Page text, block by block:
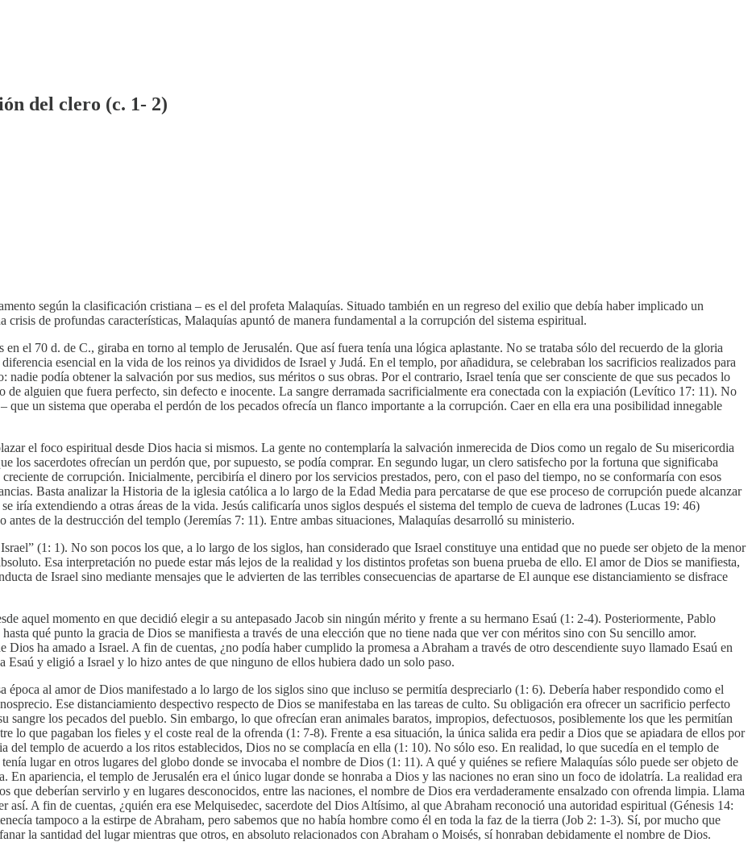
del clero (c. 1- 2)
según la clasificación cristiana – es el del profeta Malaquías. Situado también en un regreso del exilio que debía haber implicado un
de profundas características, Malaquías apuntó de manera fundamental a la corrupción del sistema espiritual.
en el 70 d. de C., giraba en torno al templo de Jerusalén. Que así fuera tenía una lógica aplastante. No se trataba sólo del recuerdo de la gloria
esencial en la vida de los reinos ya divididos de Israel y Judá. En el templo, por añadidura, se celebraban los sacrificios realizados para
podía obtener la salvación por sus medios, sus méritos o sus obras. Por el contrario, Israel tenía que ser consciente de que sus pecados lo
alguien que fuera perfecto, sin defecto e inocente. La sangre derramada sacrificialmente era conectada con la expiación (Levítico 17: 11). No
un sistema que operaba el perdón de los pecados ofrecía un flanco importante a la corrupción. Caer en ella era una posibilidad innegable
el foco espiritual desde Dios hacia si mismos. La gente no contemplaría la salvación inmerecida de Dios como un regalo de Su misericordia
los sacerdotes ofrecían un perdón que, por supuesto, se podía comprar. En segundo lugar, un clero satisfecho por la fortuna que significaba
de corrupción. Inicialmente, percibiría el dinero por los servicios prestados, pero, con el paso del tiempo, no se conformaría con esos
Basta analizar la Historia de la iglesia católica a lo largo de la Edad Media para percatarse de que ese proceso de corrupción puede alcanzar
iría extendiendo a otras áreas de la vida. Jesús calificaría unos siglos después el sistema del templo de cueva de ladrones (Lucas 19: 46)
de la destrucción del templo (Jeremías 7: 11). Entre ambas situaciones, Malaquías desarrolló su ministerio.
(1: 1). No son pocos los que, a lo largo de los siglos, han considerado que Israel constituye una entidad que no puede ser objeto de la menor
Esa interpretación no puede estar más lejos de la realidad y los distintos profetas son buena prueba de ello. El amor de Dios se manifiesta,
de Israel sino mediante mensajes que le advierten de las terribles consecuencias de apartarse de El aunque ese distanciamiento se disfrace
aquel momento en que decidió elegir a su antepasado Jacob sin ningún mérito y frente a su hermano Esaú (1: 2-4). Posteriormente, Pablo
qué punto la gracia de Dios se manifiesta a través de una elección que no tiene nada que ver con méritos sino con Su sencillo amor.
Dios ha amado a Israel. A fin de cuentas, ¿no podía haber cumplido la promesa a Abraham a través de otro descendiente suyo llamado Esaú en
Esaú y eligió a Israel y lo hizo antes de que ninguno de ellos hubiera dado un solo paso.
época al amor de Dios manifestado a lo largo de los siglos sino que incluso se permitía despreciarlo (1: 6). Debería haber respondido como el
Ese distanciamiento despectivo respecto de Dios se manifestaba en las tareas de culto. Su obligación era ofrecer un sacrificio perfecto
los pecados del pueblo. Sin embargo, lo que ofrecían eran animales baratos, impropios, defectuosos, posiblemente los que les permitían
lo que pagaban los fieles y el coste real de la ofrenda (1: 7-8). Frente a esa situación, la única salida era pedir a Dios que se apiadara de ellos por
del templo de acuerdo a los ritos establecidos, Dios no se complacía en ella (1: 10). No sólo eso. En realidad, lo que sucedía en el templo de
lugar en otros lugares del globo donde se invocaba el nombre de Dios (1: 11). A qué y quiénes se refiere Malaquías sólo puede ser objeto de
En apariencia, el templo de Jerusalén era el único lugar donde se honraba a Dios y las naciones no eran sino un foco de idolatría. La realidad era
que deberían servirlo y en lugares desconocidos, entre las naciones, el nombre de Dios era verdaderamente ensalzado con ofrenda limpia. Llama
así. A fin de cuentas, ¿quién era ese Melquisedec, sacerdote del Dios Altísimo, al que Abraham reconoció una autoridad espiritual (Génesis 14:
tampoco a la estirpe de Abraham, pero sabemos que no había hombre como él en toda la faz de la tierra (Job 2: 1-3). Sí, por mucho que
la santidad del lugar mientras que otros, en absoluto relacionados con Abraham o Moisés, sí honraban debidamente el nombre de Dios.